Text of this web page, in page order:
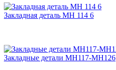
Закладная деталь МН 114 6
Закладные детали МН117-МН126